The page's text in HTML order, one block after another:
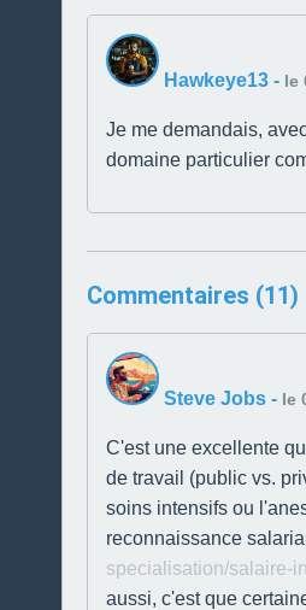
Hawkeye13 - le
Je me demandais,
domaine particulier
Commentaires (11)
Steve Jobs - le
C'est une excellente
de travail (public vs.
soins intensifs ou
reconnaissance
specialisation/salaire-
aussi, c'est que